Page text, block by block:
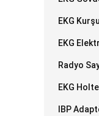
EKG
EKG
Radyo
EKG
IBP